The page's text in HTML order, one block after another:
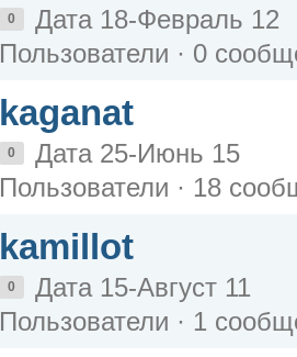
0
Дата 18-Февраль 12
Пользователи · 0
kaganat
0
Дата 25-Июнь 15
Пользователи · 18
kamillot
0
Дата 15-Август 11
Пользователи · 1